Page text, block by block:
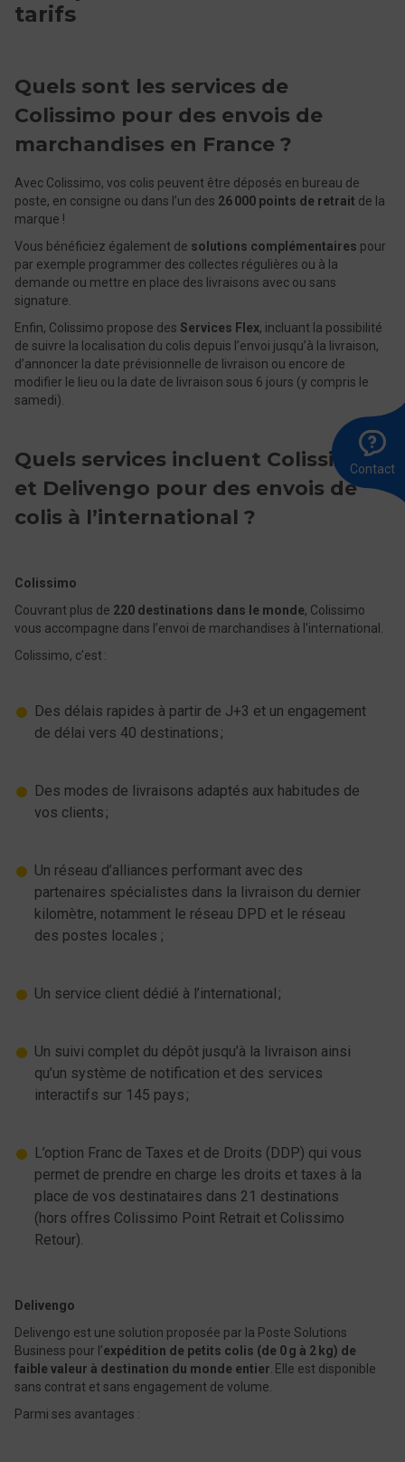
Contact
tarifs
Quels sont les services de
Colissimo pour des envois de
marchandises en France ?
Avec Colissimo, vos colis peuvent être déposés en bureau de
poste, en consigne ou dans l’un des 26 000 points de retrait de la
marque !
Vous bénéficiez également de solutions complémentaires pour
par exemple programmer des collectes régulières ou à la
demande ou mettre en place des livraisons avec ou sans
signature.
Enfin, Colissimo propose des Services Flex, incluant la possibilité
de suivre la localisation du colis depuis l’envoi jusqu’à la livraison,
d’annoncer la date prévisionnelle de livraison ou encore de
modifier le lieu ou la date de livraison sous 6 jours (y compris le
samedi).
Quels services incluent Colissimo
et Delivengo pour des envois de
colis à l’international ?
Colissimo
Couvrant plus de 220 destinations dans le monde, Colissimo
vous accompagne dans l’envoi de marchandises à l'international.
Colissimo, c’est :
Des délais rapides à partir de J+3 et un engagement
de délai vers 40 destinations ;
Des modes de livraisons adaptés aux habitudes de
vos clients ;
Un réseau d’alliances performant avec des
partenaires spécialistes dans la livraison du dernier
kilomètre, notamment le réseau DPD et le réseau
des postes locales ;
Un service client dédié à l’international ;
Un suivi complet du dépôt jusqu’à la livraison ainsi
qu’un système de notification et des services
interactifs sur 145 pays ;
L’option Franc de Taxes et de Droits (DDP) qui vous
permet de prendre en charge les droits et taxes à la
place de vos destinataires dans 21 destinations
(hors offres Colissimo Point Retrait et Colissimo
Retour).
Delivengo
Delivengo est une solution proposée par la Poste Solutions
Business pour l’expédition de petits colis (de 0 g à 2 kg) de
faible valeur à destination du monde entier . Elle est disponible
sans contrat et sans engagement de volume.
Parmi ses avantages :